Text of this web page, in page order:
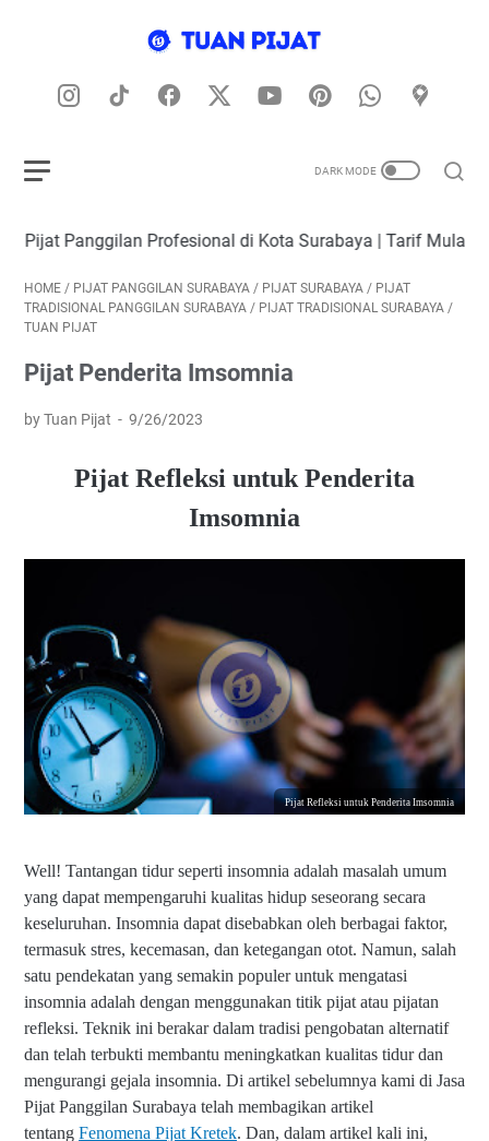
Profesional di Kota Surabaya | Tarif Mulai 150K per
HOME / PIJAT PANGGILAN SURABAYA / PIJAT SURABAYA / PIJAT
TRADISIONAL PANGGILAN SURABAYA / PIJAT TRADISIONAL SURABAYA /
TUAN PIJAT
Pijat Penderita Imsomnia
by Tuan Pijat 9/26/2023
Pijat Refleksi untuk Penderita
Imsomnia
Pijat Refleksi untuk Penderita Imsomnia
Well! Tantangan tidur seperti insomnia adalah masalah umum
yang dapat mempengaruhi kualitas hidup seseorang secara
keseluruhan. Insomnia dapat disebabkan oleh berbagai faktor,
termasuk stres, kecemasan, dan ketegangan otot. Namun, salah
satu pendekatan yang semakin populer untuk mengatasi
insomnia adalah dengan menggunakan titik pijat atau pijatan
refleksi. Teknik ini berakar dalam tradisi pengobatan alternatif
dan telah terbukti membantu meningkatkan kualitas tidur dan
mengurangi gejala insomnia. Di artikel sebelumnya kami di Jasa
Pijat Panggilan Surabaya telah membagikan artikel
tentang Fenomena Pijat Kretek. Dan, dalam artikel kali ini,